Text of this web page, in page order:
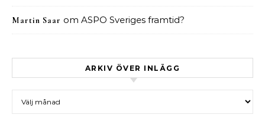
Martin Saar om ASPO Sveriges framtid?
ARKIV ÖVER INLÄGG